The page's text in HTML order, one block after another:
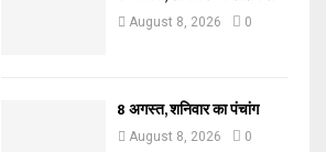
August 8, 2026 0
8 अगस्त, शनिवार का पंचांग
August 8, 2026 0